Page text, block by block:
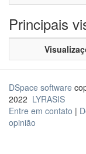
Principais
DSpace software
2022 LYRASIS
Entre em contato |
opinião